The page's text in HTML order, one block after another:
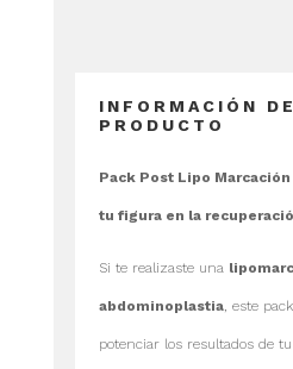
INFORMACIÓN
PRODUCTO
Pack Post Lipo
tu figura en la
Si te realizaste una
abdominoplastia, este
potenciar los resultados de